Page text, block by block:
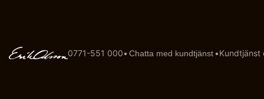
0771-551 000• Chatta med kundtjänst•Kundtjänst